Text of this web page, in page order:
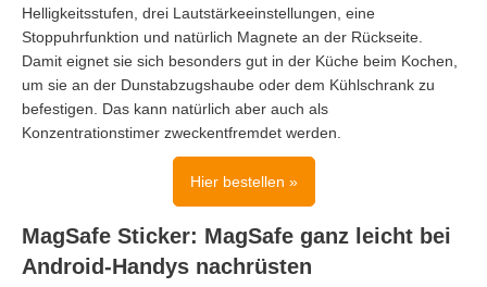
Helligkeitsstufen, drei Lautstärkeeinstellungen, eine
Stoppuhrfunktion und natürlich Magnete an der Rückseite.
Damit eignet sie sich besonders gut in der Küche beim Kochen,
um sie an der Dunstabzugshaube oder dem Kühlschrank zu
befestigen. Das kann natürlich aber auch als
Konzentrationstimer zweckentfremdet werden.
Hier bestellen »
MagSafe Sticker: MagSafe ganz leicht bei
Android-Handys nachrüsten